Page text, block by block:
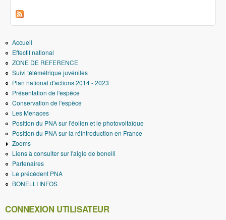
Accueil
Effectif national
ZONE DE REFERENCE
Suivi télémétrique juvéniles
Plan national d'actions 2014 - 2023
Présentation de l'espèce
Conservation de l'espèce
Les Menaces
Position du PNA sur l'éolien et le photovoltaïque
Position du PNA sur la réintroduction en France
Zooms
Liens à consulter sur l'aigle de bonelli
Partenaires
Le précédent PNA
BONELLI INFOS
CONNEXION UTILISATEUR